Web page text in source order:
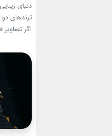
دنیای
ترندهای
اگر
حضور
این حال،
بسیار نازک دهه ۱۹۹۰ و